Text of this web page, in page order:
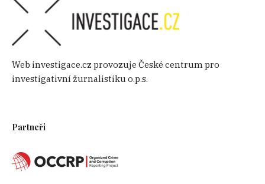
Web investigace.cz provozuje České centrum pro
investigativní žurnalistiku o.p.s.
Partneři